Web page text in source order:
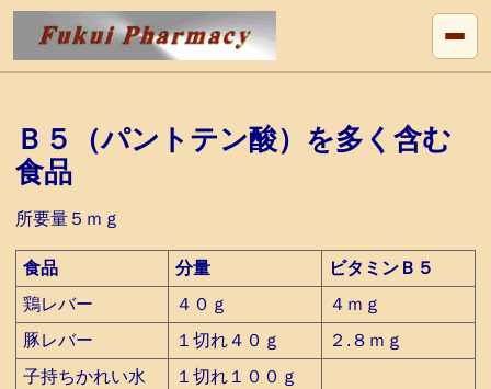
Ｂ５（パントテン酸）を多く含む
食品
所要量５ｍｇ
食品 分量
ビタミンＢ５
鶏レバー
４０ｇ
４ｍｇ
豚レバー
１切れ４０ｇ
２.８ｍｇ
子持ちかれい水
１切れ１００ｇ